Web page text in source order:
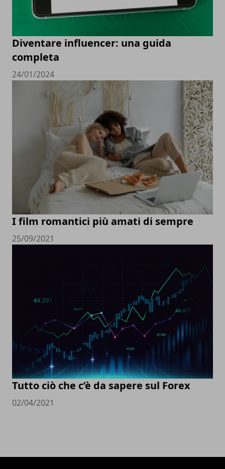
Diventare influencer: una guida
completa
24/01/2024
I film romantici più amati di sempre
25/09/2021
Tutto ciò che c’è da sapere sul Forex
02/04/2021